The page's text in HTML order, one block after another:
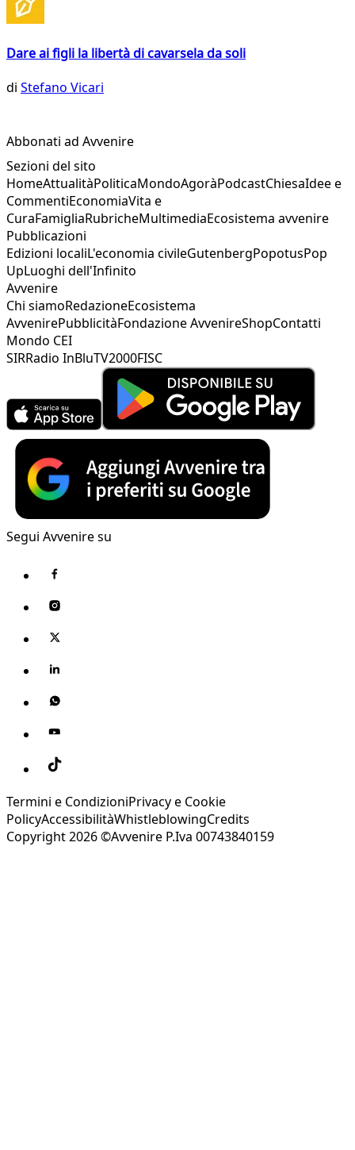
Dare ai figli la libertà di cavarsela da soli
di Stefano Vicari
Abbonati ad Avvenire
Sezioni del sito
HomeAttualitàPoliticaMondoAgoràPodcastChiesaIdee e
CommentiEconomiaVita e
CuraFamigliaRubricheMultimediaEcosistema avvenire
Pubblicazioni
Edizioni localiL'economia civileGutenbergPopotusPop
UpLuoghi dell'Infinito
Avvenire
Chi siamoRedazioneEcosistema
AvvenirePubblicitàFondazione AvvenireShopContatti
Mondo CEI
SIRRadio InBluTV2000FISC
Segui Avvenire su
Termini e CondizioniPrivacy e Cookie
PolicyAccessibilitàWhistleblowingCredits
Copyright 2026 ©Avvenire P.Iva 00743840159